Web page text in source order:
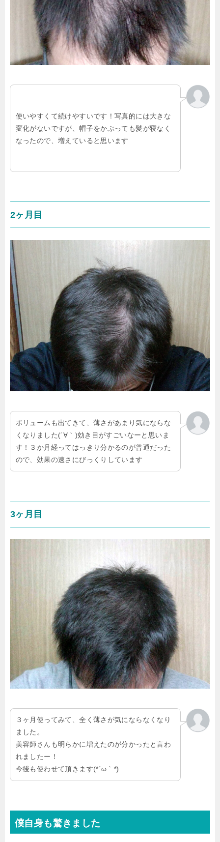
使いやすくて続けやすいです！写真的には大きな
変化がないですが、帽子をかぶっても髪が寝なく
なったので、増えていると思います
2ヶ月目
ボリュームも出てきて、薄さがあまり気にならな
くなりました(´∀｀)効き目がすごいなーと思いま
す！３か月経ってはっきり分かるのが普通だった
ので、効果の速さにびっくりしています
3ヶ月目
３ヶ月使ってみて、全く薄さが気にならなくなり
ました。
美容師さんも明らかに増えたのが分かったと言わ
れましたー！
今後も使わせて頂きます(*´ω｀*)
僕自身も驚きました